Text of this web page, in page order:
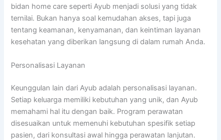
bidan home care seperti Ayub menjadi solusi yang tidak
ternilai. Bukan hanya soal kemudahan akses, tapi juga
tentang keamanan, kenyamanan, dan keintiman layanan
kesehatan yang diberikan langsung di dalam rumah Anda.
Personalisasi Layanan
Keunggulan lain dari Ayub adalah personalisasi layanan.
Setiap keluarga memiliki kebutuhan yang unik, dan Ayub
memahami hal itu dengan baik. Program perawatan
disesuaikan untuk memenuhi kebutuhan spesifik setiap
pasien, dari konsultasi awal hingga perawatan lanjutan.